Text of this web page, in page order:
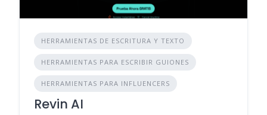
HERRAMIENTAS DE ESCRITURA Y TEXTO
HERRAMIENTAS PARA ESCRIBIR GUIONES
HERRAMIENTAS PARA INFLUENCERS
Revin AI